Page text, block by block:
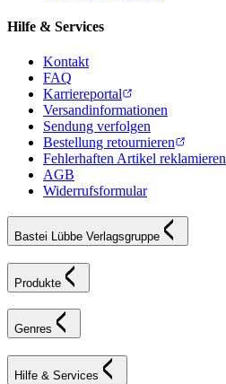
Hilfe & Services
Kontakt
FAQ
Karriereportal
Versandinformationen
Sendung verfolgen
Bestellung retournieren
Fehlerhaften Artikel reklamieren
AGB
Widerrufsformular
Bastei Lübbe Verlagsgruppe
Produkte
Genres
Hilfe & Services